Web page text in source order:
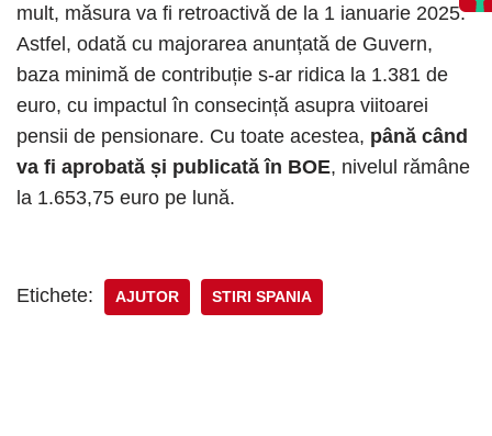
mult, măsura va fi retroactivă de la 1 ianuarie 2025.
Astfel, odată cu majorarea anunțată de Guvern,
baza minimă de contribuție s-ar ridica la 1.381 de
euro, cu impactul în consecință asupra viitoarei
pensii de pensionare. Cu toate acestea, până când
va fi aprobată și publicată în BOE, nivelul rămâne
la 1.653,75 euro pe lună.
Etichete: AJUTOR STIRI SPANIA